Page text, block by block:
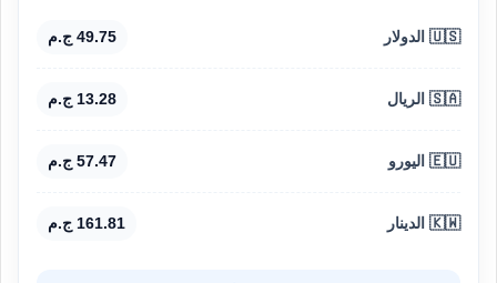
🇺🇸 الدولار 49.75 ج.م
🇸🇦 الريال 13.28 ج.م
🇪🇺 اليورو 57.47 ج.م
🇰🇼 الدينار 161.81 ج.م